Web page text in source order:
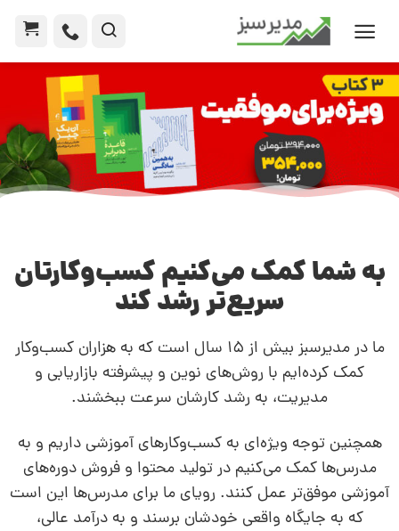
به شما کمک می‌کنیم کسب‌وکارتان
سریع‌تر رشد کند
ما در مدیرسبز بیش از 15 سال است که به هزاران کسب‌وکار
کمک کرده‌ایم با روش‌های نوین و پیشرفته بازاریابی و
مدیریت، به رشد کارشان سرعت ببخشند.
همچنین توجه ویژه‌ای به کسب‌وکارهای آموزشی داریم و به
مدرس‌ها کمک می‌کنیم در تولید محتوا و فروش دوره‌های
آموزشی موفق‌تر عمل کنند. رویای ما برای مدرس‌ها این است
که به جایگاه واقعی خودشان برسند و به درآمد عالی،